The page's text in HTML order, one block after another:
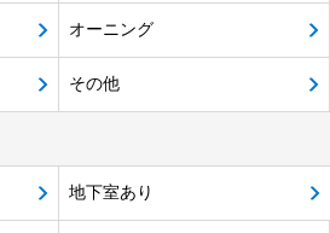
オーニング
その他
地下室あり